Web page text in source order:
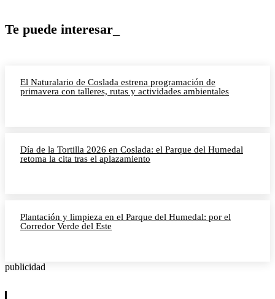
Te puede interesar_
El Naturalario de Coslada estrena programación de
primavera con talleres, rutas y actividades ambientales
Día de la Tortilla 2026 en Coslada: el Parque del Humedal
retoma la cita tras el aplazamiento
Plantación y limpieza en el Parque del Humedal: por el
Corredor Verde del Este
publicidad